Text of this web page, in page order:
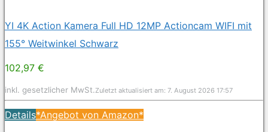
YI 4K Action Kamera Full HD 12MP Actioncam WIFI mit
155° Weitwinkel Schwarz
102,97 €
inkl. gesetzlicher MwSt.Zuletzt aktualisiert am: 7. August 2026 17:57
Details*Angebot von Amazon*